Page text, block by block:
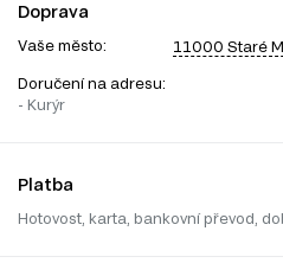
Doprava
Vaše město: 11000 Staré
Doručení na adresu:
- Kurýr
Platba
Hotovost, karta, bankovní převod,